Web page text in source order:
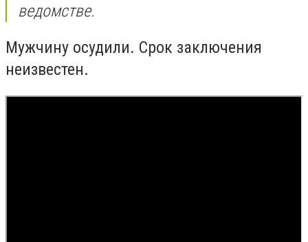
ведомстве.
Мужчину осудили. Срок заключения
неизвестен.